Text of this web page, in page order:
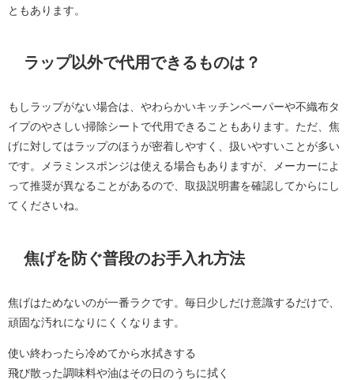
ともあります。
ラップ以外で代用できるものは？
もしラップがない場合は、やわらかいキッチンペーパーや不織布タ
イプのやさしい掃除シートで代用できることもあります。ただ、焦
げに対してはラップのほうが密着しやすく、扱いやすいことが多い
です。メラミンスポンジは使える場合もありますが、メーカーによ
って推奨が異なることがあるので、取扱説明書を確認してからにし
てくださいね。
焦げを防ぐ普段のお手入れ方法
焦げはためないのが一番ラクです。毎日少しだけ意識するだけで、
頑固な汚れになりにくくなります。
使い終わったら冷めてから水拭きする
飛び散った調味料や油はその日のうちに拭く